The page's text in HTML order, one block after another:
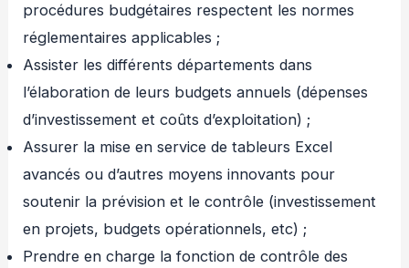
procédures budgétaires respectent les normes
réglementaires applicables ;
Assister les différents départements dans
l’élaboration de leurs budgets annuels (dépenses
d’investissement et coûts d’exploitation) ;
Assurer la mise en service de tableurs Excel
avancés ou d’autres moyens innovants pour
soutenir la prévision et le contrôle (investissement
en projets, budgets opérationnels, etc) ;
Prendre en charge la fonction de contrôle des